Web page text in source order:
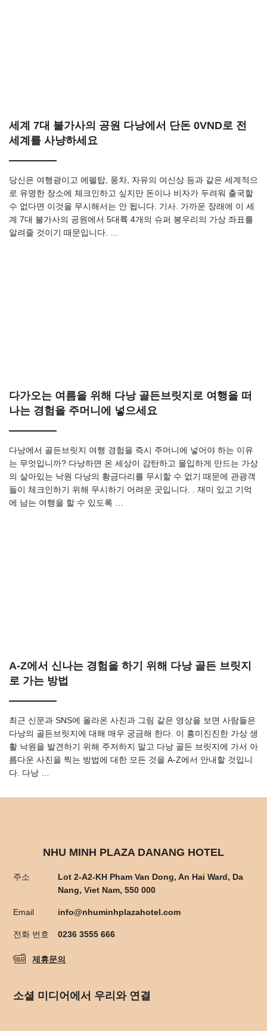
세계 7대 불가사의 공원 다낭에서 단돈 0VND로 전
세계를 사냥하세요
당신은 여행광이고 에펠탑, 풍차, 자유의 여신상 등과 같은 세계적으
로 유명한 장소에 체크인하고 싶지만 돈이나 비자가 두려워 출국할
수 없다면 이것을 무시해서는 안 됩니다. 기사. 가까운 장래에 이 세
계 7대 불가사의 공원에서 5대륙 4개의 슈퍼 봉우리의 가상 좌표를
알려줄 것이기 때문입니다. …
다가오는 여름을 위해 다낭 골든브릿지로 여행을 떠
나는 경험을 주머니에 넣으세요
다낭에서 골든브릿지 여행 경험을 즉시 주머니에 넣어야 하는 이유
는 무엇입니까? 다낭하면 온 세상이 감탄하고 몰입하게 만드는 가상
의 살아있는 낙원 다낭의 황금다리를 무시할 수 없기 때문에 관광객
들이 체크인하기 위해 무시하기 어려운 곳입니다. . 재미 있고 기억
에 남는 여행을 할 수 있도록 …
A-Z에서 신나는 경험을 하기 위해 다낭 골든 브릿지
로 가는 방법
최근 신문과 SNS에 올라온 사진과 그림 같은 영상을 보면 사람들은
다낭의 골든브릿지에 대해 매우 궁금해 한다. 이 흥미진진한 가상 생
활 낙원을 발견하기 위해 주저하지 말고 다낭 골든 브릿지에 가서 아
름다운 사진을 찍는 방법에 대한 모든 것을 A-Z에서 안내할 것입니
다. 다낭 …
NHU MINH PLAZA DANANG HOTEL
주소
Lot 2-A2-KH Pham Van Dong, An Hai Ward, Da
Nang, Viet Nam, 550 000
Email info@nhuminhplazahotel.com
전화 번호 0236 3555 666
제휴문의
소셜 미디어에서 우리와 연결